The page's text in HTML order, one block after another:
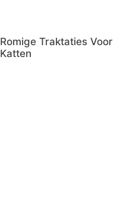
Romige Traktaties Voor
Katten